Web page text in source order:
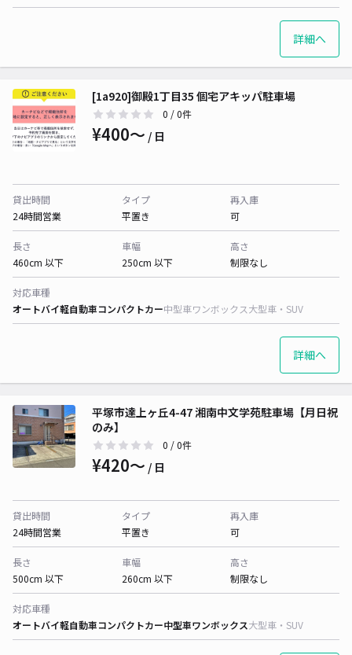
詳細へ
[1a920]御殿1丁目35 個宅アキッパ駐車場
0 / 0件
¥400〜 / 日
貸出時間
24時間営業
タイプ
平置き
再入庫
可
長さ
460cm 以下
車幅
250cm 以下
高さ
制限なし
対応車種
オートバイ軽自動車コンパクトカー中型車ワンボックス大型車・SUV
詳細へ
平塚市達上ヶ丘4-47 湘南中文学苑駐車場【月日祝
のみ】
0 / 0件
¥420〜 / 日
貸出時間
24時間営業
タイプ
平置き
再入庫
可
長さ
500cm 以下
車幅
260cm 以下
高さ
制限なし
対応車種
オートバイ軽自動車コンパクトカー中型車ワンボックス大型車・SUV